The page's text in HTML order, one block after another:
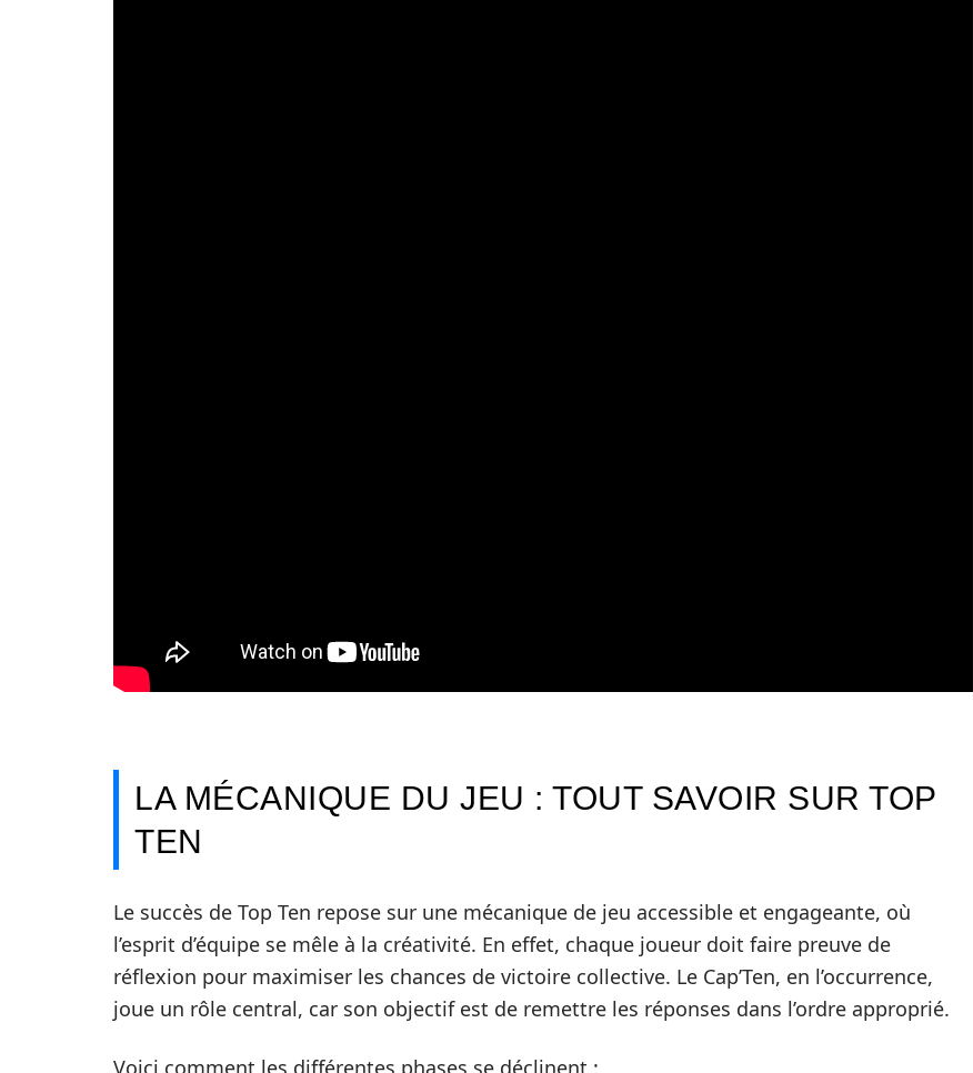
LA MÉCANIQUE DU JEU : TOUT SAVOIR SUR TOP
TEN
Le succès de Top Ten repose sur une mécanique de jeu accessible et engageante, où
l’esprit d’équipe se mêle à la créativité. En effet, chaque joueur doit faire preuve de
réflexion pour maximiser les chances de victoire collective. Le Cap’Ten, en l’occurrence,
joue un rôle central, car son objectif est de remettre les réponses dans l’ordre approprié.
Voici comment les différentes phases se déclinent :